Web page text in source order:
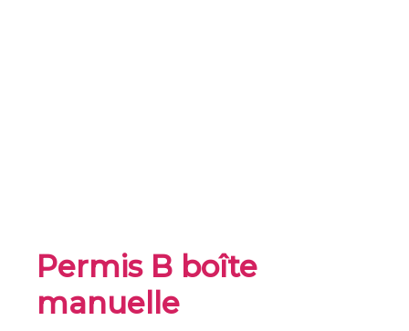
Permis B boîte
manuelle